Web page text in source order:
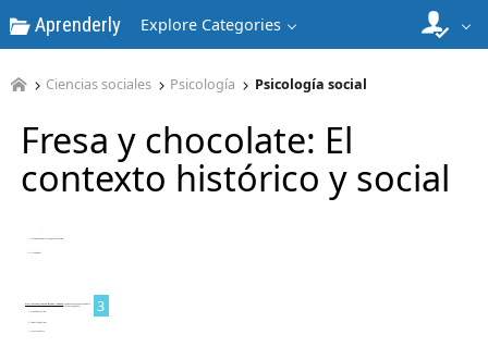
Aprenderly Explore Categories
Ciencias sociales Psicología Psicología social
Fresa y chocolate: El
contexto histórico y social
1
3